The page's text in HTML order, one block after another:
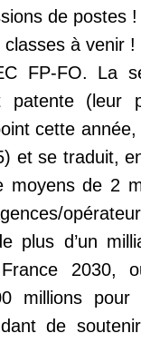
de postes
à venir !
FP-FO. La
patente (leur
cette
et se traduit,
moyens de 2
plus d’un
2030,
millions
de